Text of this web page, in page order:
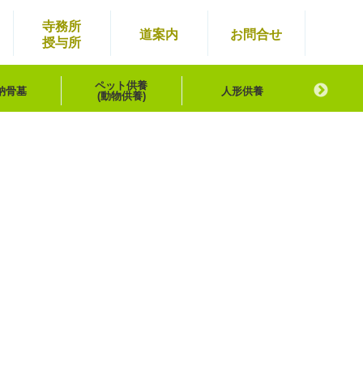
寺務所
授与所
道案内 お問合せ
骨墓
ペット供養
(動物供養)
人形供養